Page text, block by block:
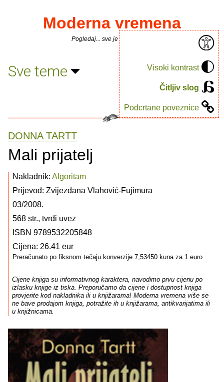
Visoki kontrast
Čitljiv slog
Podcrtane poveznice
Moderna vremena
Pogledaj... sve je puno knjiga.
Sve teme
DONNA TARTT
Mali prijatelj
Nakladnik: Algoritam
Prijevod: Zvijezdana Vlahović-Fujimura
03/2008.
568 str., tvrdi uvez
ISBN 9789532205848
Cijena: 26.41 eur
Preračunato po fiksnom tečaju konverzije 7,53450 kuna za 1 euro
Cijene knjiga su informativnog karaktera, navodimo prvu cijenu po
izlasku knjige iz tiska. Preporučamo da cijene i dostupnost knjiga
provjerite kod nakladnika ili u knjižarama! Moderna vremena više se
ne bave prodajom knjiga, potražite ih u knjižarama, antikvarijatima ili
u knjižnicama.